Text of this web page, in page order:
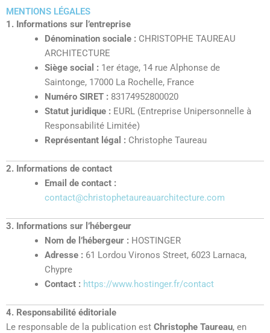
Aller
au
MENTIONS LÉGALES
1. Informations sur l’entreprise
Dénomination sociale : CHRISTOPHE TAUREAU
ARCHITECTURE
Siège social : 1er étage, 14 rue Alphonse de
Saintonge, 17000 La Rochelle, France
Numéro SIRET : 83174952800020
Statut juridique : EURL (Entreprise Unipersonnelle à
Responsabilité Limitée)
Représentant légal : Christophe Taureau
2. Informations de contact
Email de contact :
contact@christophetaureauarchitecture.com
3. Informations sur l’hébergeur
Nom de l’hébergeur : HOSTINGER
Adresse : 61 Lordou Vironos Street, 6023 Larnaca,
Chypre
Contact : https://www.hostinger.fr/contact
4. Responsabilité éditoriale
Le responsable de la publication est Christophe Taureau, en